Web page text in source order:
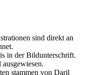
sind direkt an
in der Bildunterschrift.
stammen von Daril